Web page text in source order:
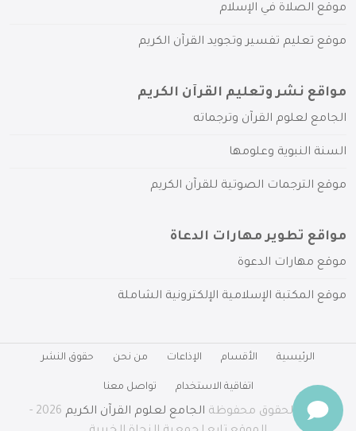
موقع الصلاة في الإسلام
موقع تعليم تفسير وتجويد القرآن الكريم
مواقع نشر وتعليم القرآن الكريم
الجامع لعلوم القرآن وترجماته
السنة النبوية وعلومها
موقع الترجمات الصوتية للقرآن الكريم
مواقع تطوير مهارات الدعاة
موقع مهارات الدعوة
موقع المكتبة الإسلامية الإلكترونية الشاملة
الرئيسية الأقسام الإذاعات من نحن حقوق النشر
اتفاقية الاستخدام تواصل معنا
جميع الحقوق محفوظة الجامع لعلوم القرآن الكريم
2026 -